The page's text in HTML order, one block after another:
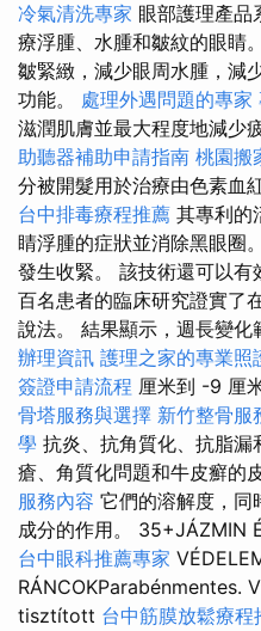
冷氣清洗專家 眼部護理產品
療浮腫、水腫和皺紋的眼睛。
皺緊緻，減少眼周水腫，減
功能。 處理外遇問題的專家
滋潤肌膚並最大程度地減少
助聽器補助申請指南 桃園搬
分被開髮用於治療由色素血
台中排毒療程推薦 其專利的
睛浮腫的症狀並消除黑眼圈
發生收緊。 該技術還可以
百名患者的臨床研究證實了
說法。 結果顯示，週長變
辦理資訊 護理之家的專業照
簽證申請流程 厘米到 -9 厘
骨塔服務與選擇 新竹整骨服
學 抗炎、抗角質化、抗脂漏
瘡、角質化問題和牛皮癬的
服務內容 它們的溶解度，同
成分的作用。 35+JÁZMIN
台中眼科推薦專家
RÁNCOKParabénmentes.
tisztított 台中筋膜放鬆療程